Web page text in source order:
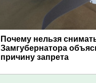
Почему нельзя
Замгубернатора
причину запрета